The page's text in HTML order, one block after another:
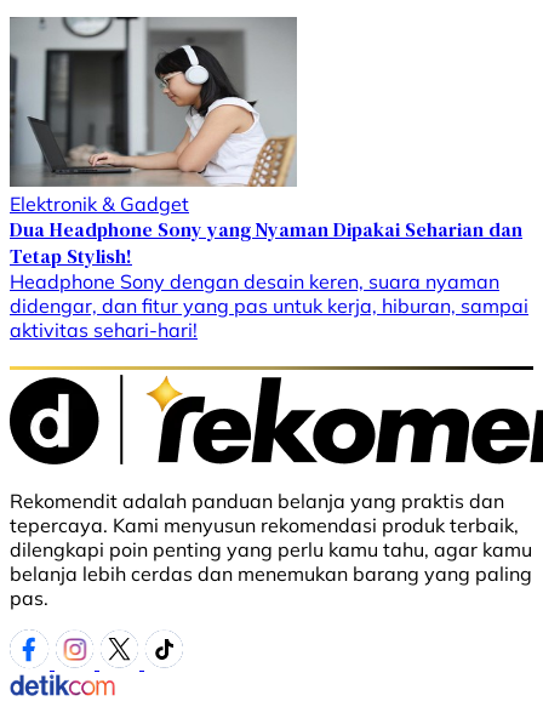
Elektronik & Gadget
Dua Headphone Sony yang Nyaman Dipakai Seharian dan
Tetap Stylish!
Headphone Sony dengan desain keren, suara nyaman
didengar, dan fitur yang pas untuk kerja, hiburan, sampai
aktivitas sehari-hari!
Rekomendit adalah panduan belanja yang praktis dan
tepercaya. Kami menyusun rekomendasi produk terbaik,
dilengkapi poin penting yang perlu kamu tahu, agar kamu
belanja lebih cerdas dan menemukan barang yang paling
pas.